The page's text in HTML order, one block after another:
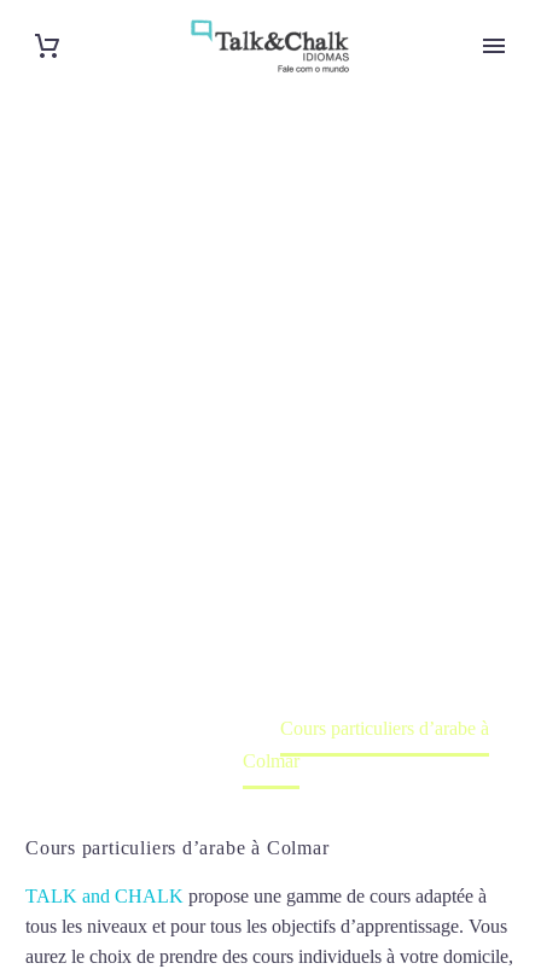
Cours particuliers d’arabe à
Colmar
Cours particuliers d’arabe à Colmar
TALK and CHALK propose une gamme de cours adaptée à
tous les niveaux et pour tous les objectifs d’apprentissage. Vous
aurez le choix de prendre des cours individuels à votre domicile,